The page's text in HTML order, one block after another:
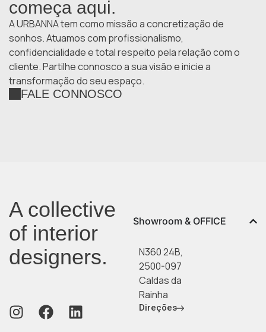
começa aqui.
A URBANNA tem como missão a concretização de
sonhos. Atuamos com profissionalismo,
confidencialidade e total respeito pela relação com o
cliente. Partilhe connosco a sua visão e inicie a
transformação do seu espaço.
FALE CONNOSCO
A collective
of interior
designers.
Showroom & OFFICE
N360 24B,
2500-097
Caldas da
Rainha
Direções